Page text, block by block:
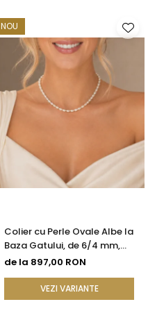
NOU
Colier cu Perle Ovale Albe la
Baza Gatului, de 6/4 mm,
Calitate AAA, Aur 14K |
de la 897,00 RON
VEZI VARIANTE